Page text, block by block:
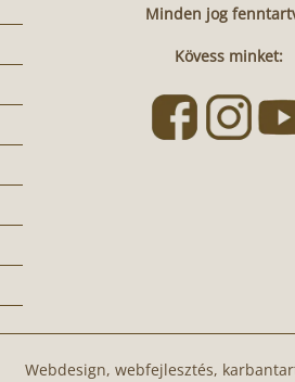
Minden jog
Kövess minket:
Webdesign, webfejlesztés,